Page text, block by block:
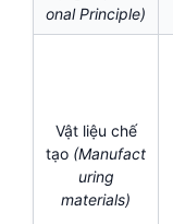
onal Principle)
Vật liệu chế
tạo (Manufact
uring
materials)